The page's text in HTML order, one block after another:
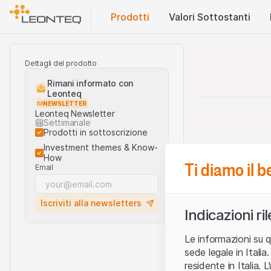
Prodotti Valori Sottostanti
Dettagli del prodotto
Rimani informato con
Leonteq
NEWSLETTER
Leonteq Newsletter
Settimanale
Prodotti in sottoscrizione
Investment themes & Know-
How
Email
Iscriviti alla newsletters
Ti diamo il
Indicazioni
Le informazioni su
sede legale in
residente in Italia.